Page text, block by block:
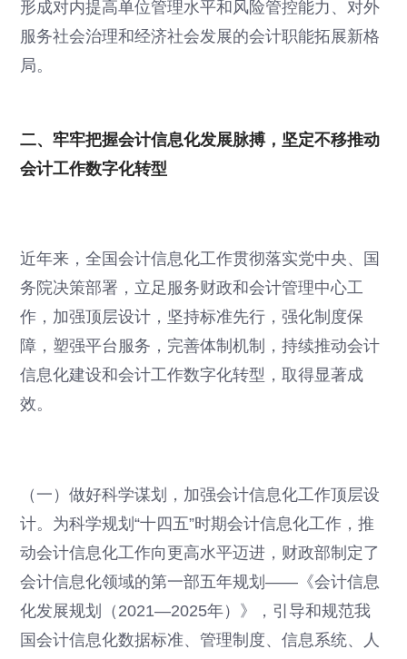
形成对内提高单位管理水平和风险管控能力、对外
服务社会治理和经济社会发展的会计职能拓展新格
局。
二、牢牢把握会计信息化发展脉搏，坚定不移推动
会计工作数字化转型
近年来，全国会计信息化工作贯彻落实党中央、国
务院决策部署，立足服务财政和会计管理中心工
作，加强顶层设计，坚持标准先行，强化制度保
障，塑强平台服务，完善体制机制，持续推动会计
信息化建设和会计工作数字化转型，取得显著成
效。
（一）做好科学谋划，加强会计信息化工作顶层设
计。为科学规划“十四五”时期会计信息化工作，推
动会计信息化工作向更高水平迈进，财政部制定了
会计信息化领域的第一部五年规划——《会计信息
化发展规划（2021—2025年）》，引导和规范我
国会计信息化数据标准、管理制度、信息系统、人